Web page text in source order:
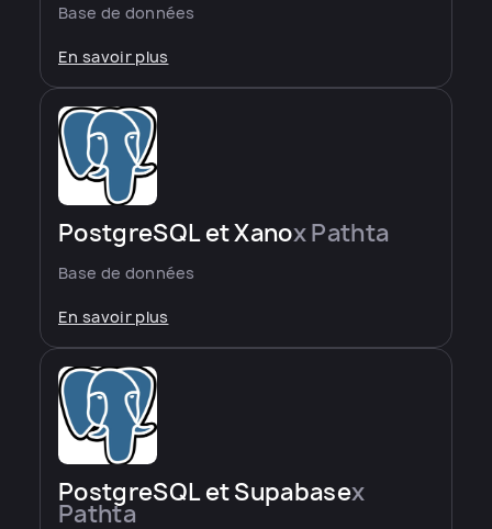
Base de données
En savoir plus
PostgreSQL et Xanox Pathta
Base de données
En savoir plus
PostgreSQL et Supabasex
Pathta